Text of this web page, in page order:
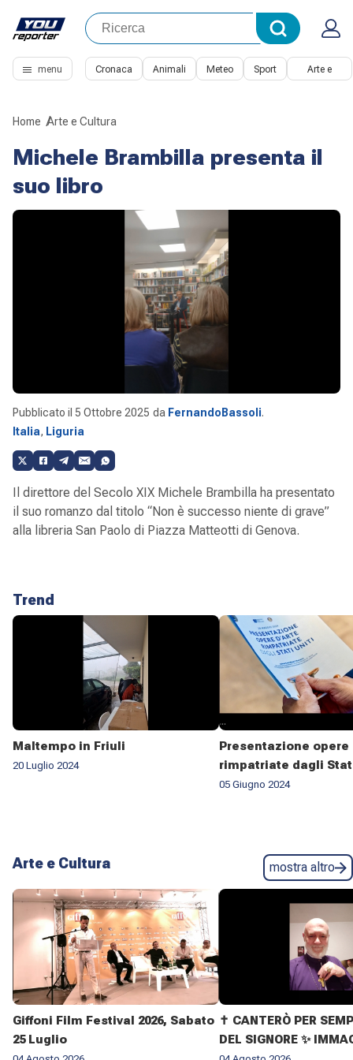
menu Cronaca Animali Meteo Sport Arte e
Home Arte e Cultura
Michele Brambilla presenta il
suo libro
Pubblicato il 5 Ottobre 2025 da FernandoBassoli.
Italia, Liguria
Il direttore del Secolo XIX Michele Brambilla ha presentato
il suo romanzo dal titolo “Non è successo niente di grave”
alla libreria San Paolo di Piazza Matteotti di Genova.
Trend
Maltempo in Friuli
20 Luglio 2024
Presentazione
rimpatriate dagli
05 Giugno 2024
Arte e Cultura mostra altro
Giffoni Film Festival 2026, Sabato
25 Luglio
✝️ CANTERÒ PER
DEL SIGNORE ✨